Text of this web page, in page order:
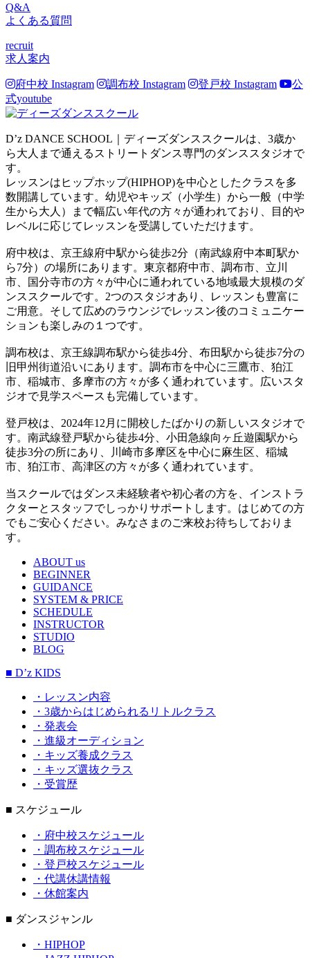
Q&A
よくある質問
recruit
求人案内
府中校 Instagram 調布校 Instagram 登戸校 Instagram
公
式youtube
D’z DANCE SCHOOL｜ディーズダンススクールは、3歳か
ら大人まで通えるストリートダンス専門のダンススタジオで
す。
レッスンはヒップホップ(HIPHOP)を中心としたクラスを多
数開講しています。幼児やキッズ（小学生）から一般（中学
生から大人）まで幅広い年代の方々が通われており、目的や
レベルに応じてレッスンを受講していただけます。
府中校は、京王線府中駅から徒歩2分（南武線府中本町駅か
ら7分）の場所にあります。東京都府中市、調布市、立川
市、国分寺市の方々が中心に通われている地域最大規模のダ
ンススクールです。2つのスタジオあり、レッスンも豊富に
ご用意。そして広めのラウンジでレッスン後のコミュニケー
ションも楽しみの１つです。
調布校は、京王線調布駅から徒歩4分、布田駅から徒歩7分の
旧甲州街道沿いにあります。調布市を中心に三鷹市、狛江
市、稲城市、多摩市の方々が多く通われています。広いスタ
ジオで見学スペースも完備しています。
登戸校は、2024年12月に開校したばかりの新しいスタジオで
す。南武線登戸駅から徒歩4分、小田急線向ヶ丘遊園駅から
徒歩3分の所にあり、川崎市多摩区を中心に麻生区、稲城
市、狛江市、高津区の方々が多く通われています。
当スクールではダンス未経験者や初心者の方を、インストラ
クターとスタッフでしっかりサポートします。はじめての方
でもご安心ください。みなさまのご来校お待ちしておりま
す。
ABOUT us
BEGINNER
GUIDANCE
SYSTEM & PRICE
SCHEDULE
INSTRUCTOR
STUDIO
BLOG
■ D’z KIDS
・レッスン内容
・3歳からはじめられるリトルクラス
・発表会
・進級オーディション
・キッズ養成クラス
・キッズ選抜クラス
・受賞歴
■ スケジュール
・府中校スケジュール
・調布校スケジュール
・登戸校スケジュール
・代講休講情報
・休館案内
■ ダンスジャンル
・HIPHOP